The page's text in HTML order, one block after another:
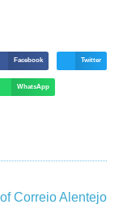
Facebook Twitter
WhatsApp